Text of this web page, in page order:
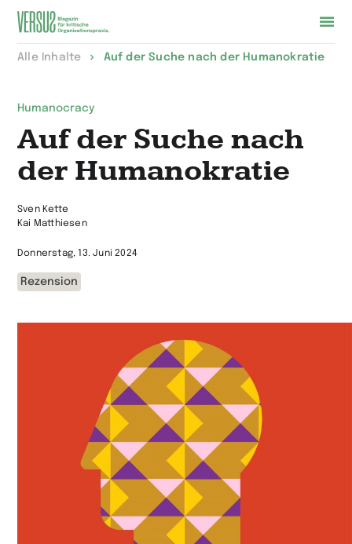
Zur
Alle Inhalte Auf der Suche nach der Humanokratie
Humanocracy
Auf der Suche nach
der Humanokratie
Sven Kette
Kai Matthiesen
Donnerstag, 13. Juni 2024
Rezension